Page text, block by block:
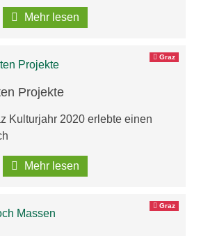
Mehr lesen
Graz
Projekte
Kulturjahr 2020 erlebte einen
Mehr lesen
Graz